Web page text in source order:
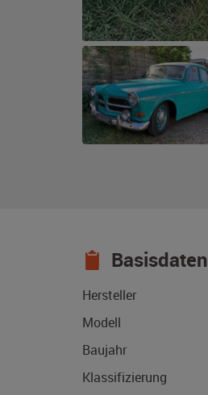
Basisdaten
Hersteller
Modell
Baujahr
Klassifizierung